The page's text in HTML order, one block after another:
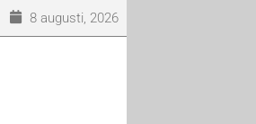
8 augusti, 2026